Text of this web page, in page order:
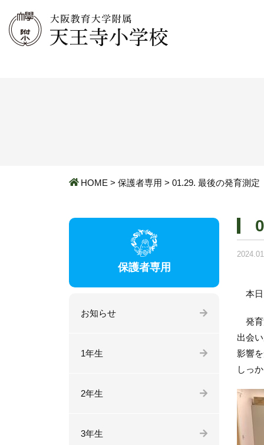
HOME > 保護者専用 > 01.29. 最後の発育測定
本日
発育
出会
影響
しっ
保護者専用
お知らせ
1年生
2年生
3年生